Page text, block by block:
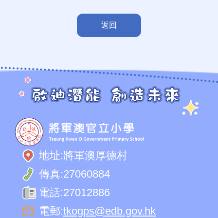
返回
地址:將軍澳厚德村
傳真:27060884
電話:27012886
電郵:tkogps@edb.gov.hk